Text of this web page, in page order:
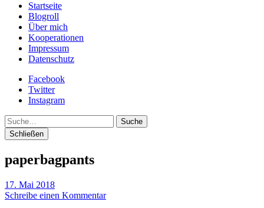
Startseite
Blogroll
Über mich
Kooperationen
Impressum
Datenschutz
Facebook
Twitter
Instagram
Suche
Schließen
paperbagpants
17. Mai 2018
Schreibe einen Kommentar